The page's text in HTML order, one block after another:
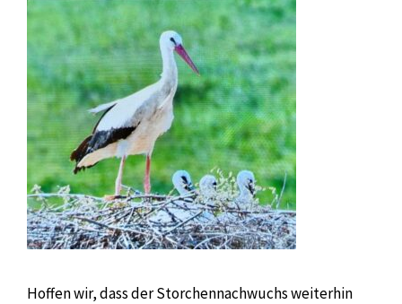
Hoffen wir, dass der Storchennachwuchs weiterhin